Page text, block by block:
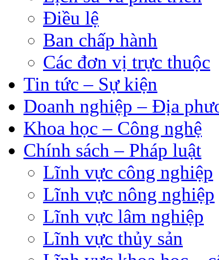
Điều lệ
Ban chấp hành
Các đơn vị trực thuộc
Tin tức – Sự kiện
Doanh nghiệp – Địa
Khoa học – Công nghệ
Chính sách – Pháp luật
Lĩnh vực công nghiệp
Lĩnh vực nông nghiệp
Lĩnh vực lâm nghiệp
Lĩnh vực thủy sản